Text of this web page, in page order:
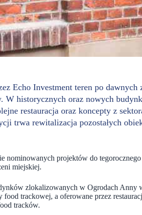
Echo Investment teren po dawnych
W historycznych oraz nowych
restauracja oraz koncepty z
trwa rewitalizacja pozostałych
nominowanych projektów do
miejskiej.
zlokalizowanych w Ogrodach Anny
trackowej, a oferowane przez
tracków.